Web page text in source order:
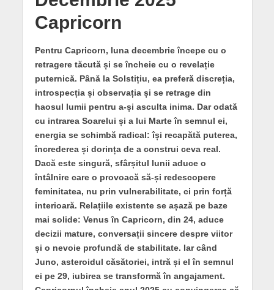
Capricorn
Pentru Capricorn, luna decembrie începe cu o
retragere tăcută și se încheie cu o revelație
puternică. Până la Solstițiu, ea preferă discreția,
introspecția și observația și se retrage din
haosul lumii pentru a-și asculta inima. Dar odată
cu intrarea Soarelui și a lui Marte în semnul ei,
energia se schimbă radical: își recapătă puterea,
încrederea și dorința de a construi ceva real.
Dacă este singură, sfârșitul lunii aduce o
întâlnire care o provoacă să-și redescopere
feminitatea, nu prin vulnerabilitate, ci prin forță
interioară. Relațiile existente se așază pe baze
mai solide: Venus în Capricorn, din 24, aduce
decizii mature, conversații sincere despre viitor
și o nevoie profundă de stabilitate. Iar când
Juno, asteroidul căsătoriei, intră și el în semnul
ei pe 29, iubirea se transformă în angajament.